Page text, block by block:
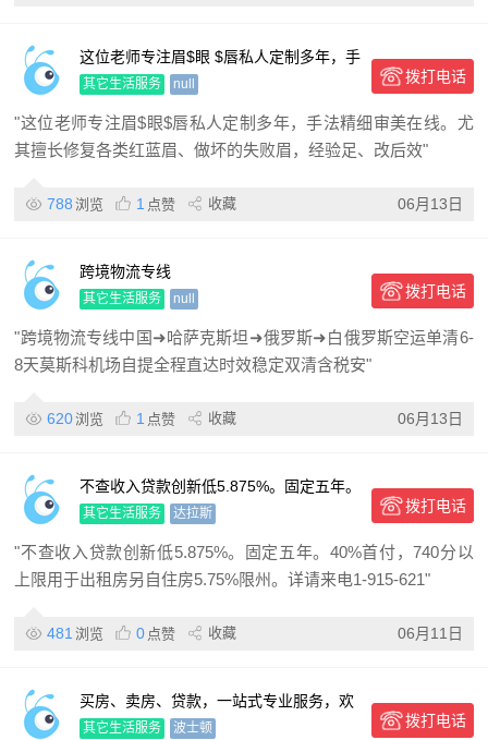
这位老师专注眉$眼 $唇私人定制多年，手
法精细审美在线。尤其擅长修复各类红蓝
眉、做坏的失败眉
其它生活服务 null 拨打电话
"这位老师专注眉$眼$唇私人定制多年，手法精细审美在线。尤
其擅长修复各类红蓝眉、做坏的失败眉，经验足、改后效"
788 浏览 1 点赞 收藏 06月13日
跨境物流专线
其它生活服务 null 拨打电话
"跨境物流专线中国➜哈萨克斯坦➜俄罗斯➜白俄罗斯空运单清6-
8天莫斯科机场自提全程直达时效稳定双清含税安"
620浏览 1 点赞 收藏 06月13日
不查收入贷款创新低5.875%。固定五年。
40%首付，740分以上 限用于出租房 另自
住房5.75%
其它生活服务 达拉斯 拨打电话
"不查收入贷款创新低5.875%。固定五年。40%首付，740分以
上限用于出租房另自住房5.75%限州。详请来电1-915-621"
481 浏览 0 点赞 收藏 06月11日
买房、卖房、贷款，一站式专业服务，欢
迎随时联系我！
其它生活服务 波士顿 拨打电话